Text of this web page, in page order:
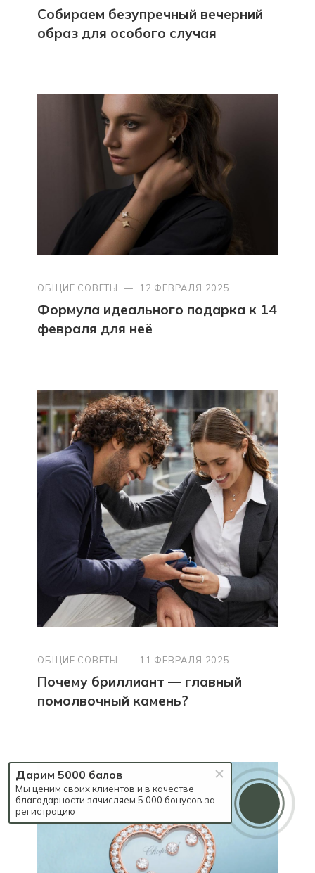
Собираем безупречный вечерний
образ для особого случая
ОБЩИЕ СОВЕТЫ — 12 ФЕВРАЛЯ 2025
Формула идеального подарка к 14
февраля для неё
ОБЩИЕ СОВЕТЫ — 11 ФЕВРАЛЯ 2025
Почему бриллиант — главный
помолвочный камень?
Дарим 5000 балов
Мы ценим своих клиентов и в качестве
благодарности зачисляем 5 000 бонусов за
регистрацию